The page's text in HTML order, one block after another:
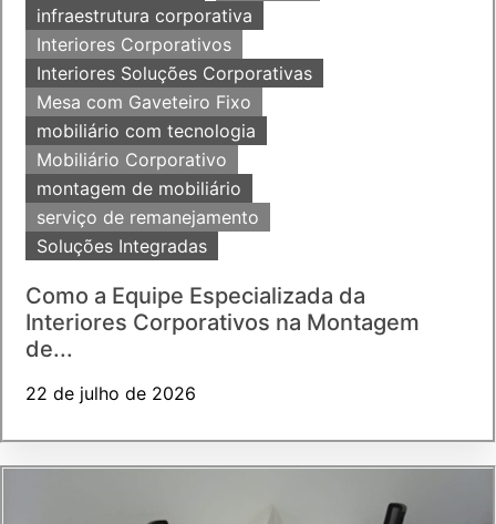
infraestrutura corporativa
Interiores Corporativos
Interiores Soluções Corporativas
Mesa com Gaveteiro Fixo
mobiliário com tecnologia
Mobiliário Corporativo
montagem de mobiliário
serviço de remanejamento
Soluções Integradas
Como a Equipe Especializada da
Interiores Corporativos na Montagem
de...
22 de julho de 2026